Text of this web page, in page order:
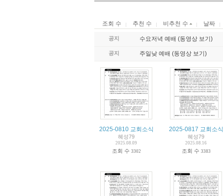
조회 수 추천 수 비추천 수 날짜
공지 수요저녁 예배 (동영상 보기)
공지 주일낮 예배 (동영상 보기)
2025-0810 교회소식
혜성79
2025.08.09
조회 수 3302
2025-0817 교회소식
혜성79
2025.08.16
조회 수 3383